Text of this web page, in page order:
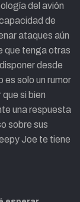
del avión
de
ataques aún
que tenga otras
desde
es solo un rumor
si bien
una respuesta
sobre sus
Joe te tiene